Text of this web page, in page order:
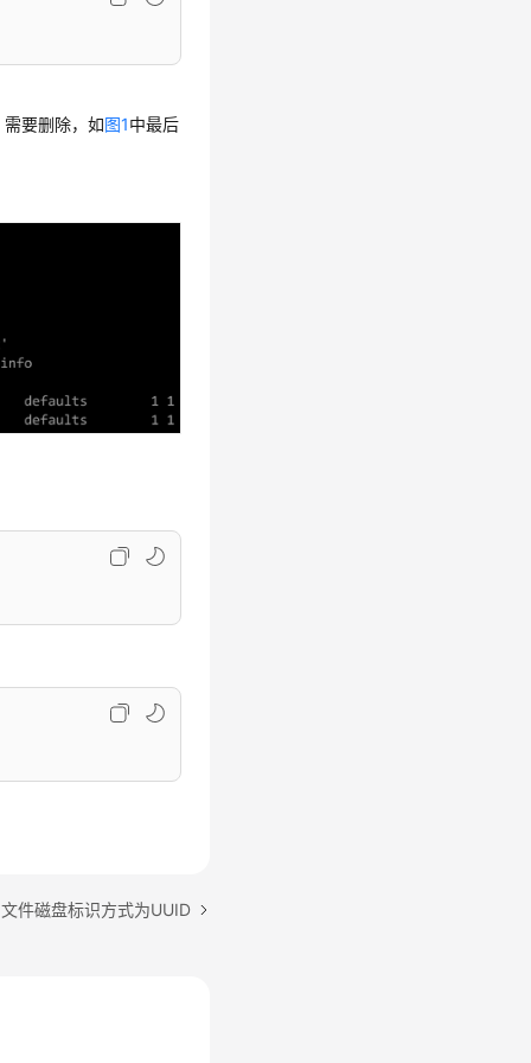
要删除，如图1中最后
件磁盘标识方式为UUID